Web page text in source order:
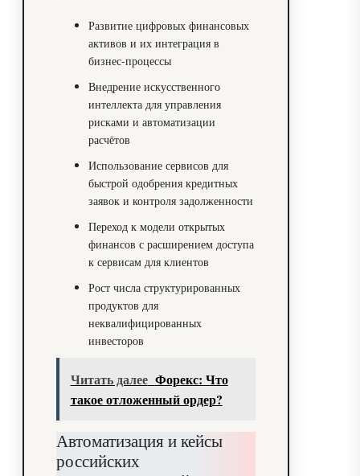
Развитие цифровых финансовых
активов и их интеграция в
бизнес-процессы
Внедрение искусственного
интеллекта для управления
рисками и автоматизации
расчётов
Использование сервисов для
быстрой одобрения кредитных
заявок и контроля задолженности
Переход к модели открытых
финансов с расширением доступа
к сервисам для клиентов
Рост числа структурированных
продуктов для
неквалифицированных
инвесторов
Читать далее Форекс: Что
такое отложенный ордер?
Автоматизация и кейсы
российских